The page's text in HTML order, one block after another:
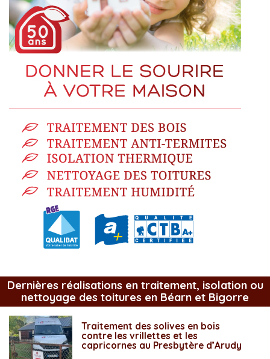
Dernières réalisations en traitement, isolation ou
nettoyage des toitures en Béarn et Bigorre
Traitement des solives en bois
contre les vrillettes et les
capricornes au Presbytère d’Arudy